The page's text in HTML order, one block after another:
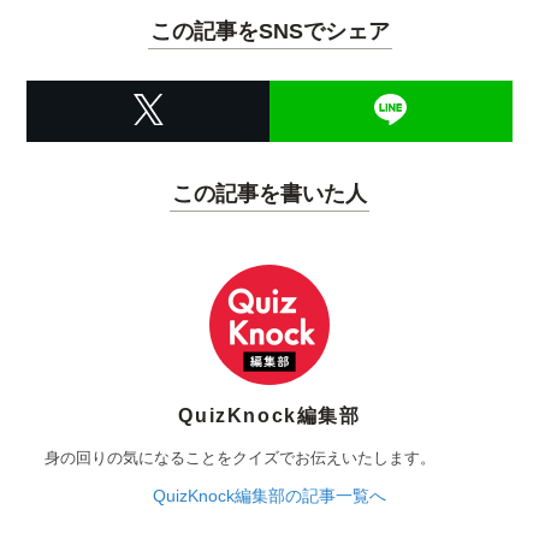
この記事をSNSでシェア
この記事を書いた人
QuizKnock編集部
身の回りの気になることをクイズでお伝えいたします。
QuizKnock編集部の記事一覧へ